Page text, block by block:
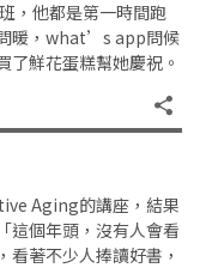
，他都是第一時間跑
暖，what’s app問候
了鮮花蛋糕幫她慶祝。
Aging的講座，結果
這個年頭，沒有人會看
著不少人捧讀好書，